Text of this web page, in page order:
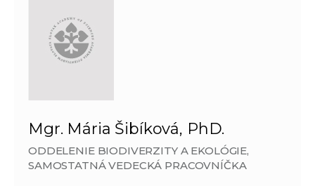
Mgr. Mária Šibíková, PhD.
ODDELENIE BIODIVERZITY A EKOLÓGIE,
SAMOSTATNÁ VEDECKÁ PRACOVNÍČKA